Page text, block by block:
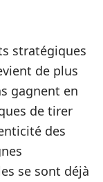
stratégiques
de plus
gagnent en
de tirer
des
se sont déjà